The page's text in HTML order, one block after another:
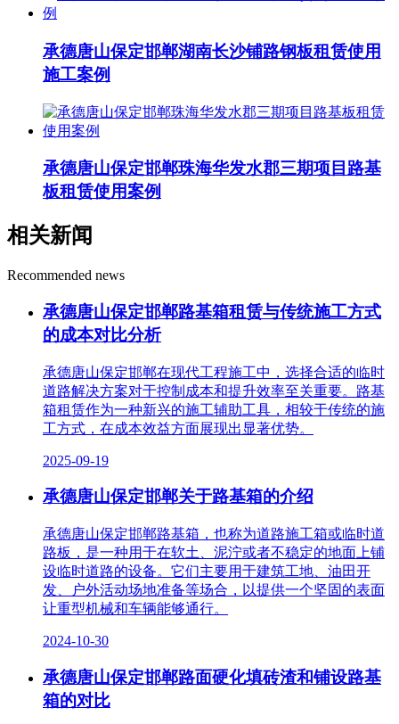
承德唐山保定邯郸湖南长沙铺路钢板租赁使用
施工案例
承德唐山保定邯郸珠海华发水郡三期项目路基
板租赁使用案例
相关新闻
Recommended news
承德唐山保定邯郸路基箱租赁与传统施工方式
的成本对比分析
承德唐山保定邯郸在现代工程施工中，选择合适的临时
道路解决方案对于控制成本和提升效率至关重要。路基
箱租赁作为一种新兴的施工辅助工具，相较于传统的施
工方式，在成本效益方面展现出显著优势。
2025-09-19
承德唐山保定邯郸关于路基箱的介绍
承德唐山保定邯郸路基箱，也称为道路施工箱或临时道
路板，是一种用于在软土、泥泞或者不稳定的地面上铺
设临时道路的设备。它们主要用于建筑工地、油田开
发、户外活动场地准备等场合，以提供一个坚固的表面
让重型机械和车辆能够通行。
2024-10-30
承德唐山保定邯郸路面硬化填砖渣和铺设路基
箱的对比